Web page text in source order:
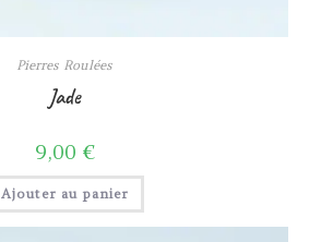
Pierres Roulées
Jade
9,00 €
Ajouter au panier